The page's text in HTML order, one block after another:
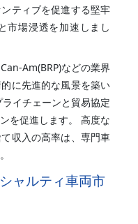
ティブを促進する堅牢
市場浸透を加速しまし
Am(BRP)などの業界
に先進的な風景を築い
イチェーンと貿易協定
を促進します。 高度な
収入の高率は、専門車
ャルティ車両市